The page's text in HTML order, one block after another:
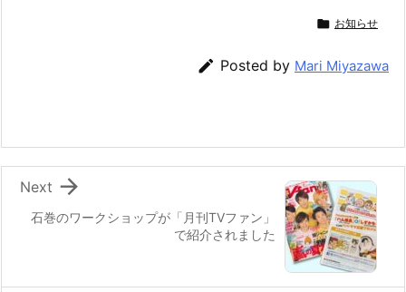
o
k
a
l
 お知らせ
 Posted by Mari Miyazawa
石巻のワークショップが「月刊TVファン」
で紹介されました

Next